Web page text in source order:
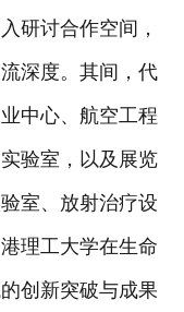
研讨合作空间，
深度。其间，代
中心、航空工程
验室，以及展览
室、放射治疗设
理工大学在生命
创新突破与成果